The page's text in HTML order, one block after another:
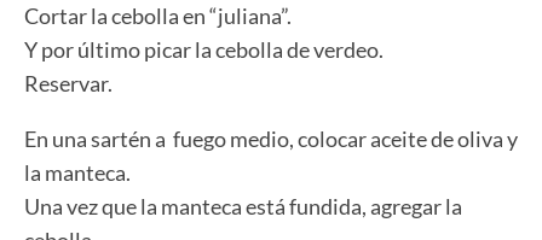
Cortar la cebolla en “juliana”.
Y por último picar la cebolla de verdeo.
Reservar.
En una sartén a fuego medio, colocar aceite de oliva y
la manteca.
Una vez que la manteca está fundida, agregar la